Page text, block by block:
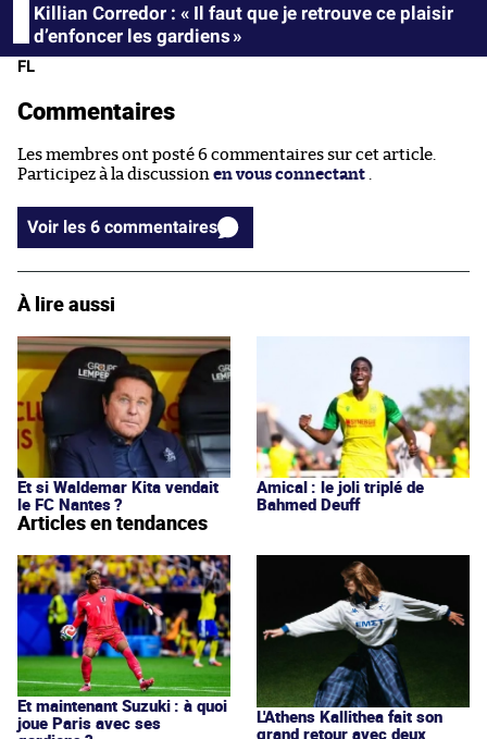
Killian Corredor : « Il faut que je retrouve ce plaisir
d’enfoncer les gardiens »
FL
Commentaires
Les membres ont posté 6 commentaires sur cet article.
Participez à la discussion en vous connectant
Voir les 6 commentaires
À lire aussi
Et si Waldemar Kita vendait
le FC Nantes ?
Amical : le joli triplé de
Bahmed Deuff
Articles en tendances
Et maintenant Suzuki : à quoi
joue Paris avec ses
L'Athens Kallithea fait son
grand retour avec deux